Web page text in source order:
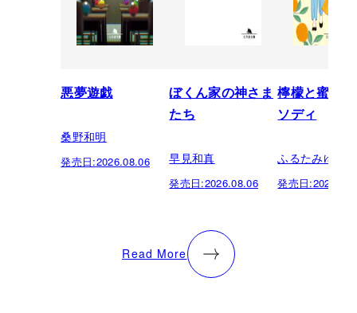
悪夢遊戯
桑野和明
発売日:2026.08.06
ぼくん家の神さま
たち
早見和真
発売日:2026.08.06
檸檬と蜜柑
ソディ
ふるたみゆき
発売日:
Read More